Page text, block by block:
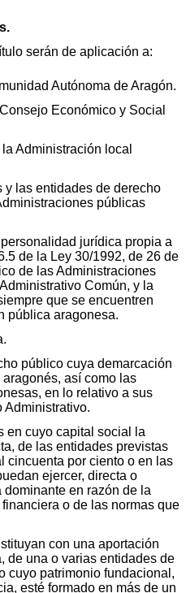
serán de aplicación a:
Autónoma de Aragón.
Económico y Social
Administración local
y las entidades de derecho
públicas
jurídica propia a
de la Ley 30/1992, de 26 de
de las Administraciones
Común, y la
que se encuentren
pública aragonesa.
público cuya demarcación
así como las
en lo relativo a sus
Administrativo.
en cuyo capital social la
de las entidades previstas
cincuenta por ciento o en las
ejercer, directa o
en razón de la
o de las normas que
con una aportación
de una o varias entidades de
cuyo patrimonio fundacional,
esté formado en más de un